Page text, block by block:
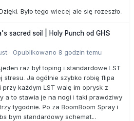
Było tego wiecej ale się rozeszło.
sacred soil | Holy Punch od GHS
· Opublikowano 8 godzin temu
raz był toping i standardowe LST
stresu. Ja ogólnie szybko robię flipa
każdym LST walę im oprysk z
a to stawia je na nogi i taki prawdziwy
tygodnie. Po za BoomBoom Spray i
bym standardowy schemat...